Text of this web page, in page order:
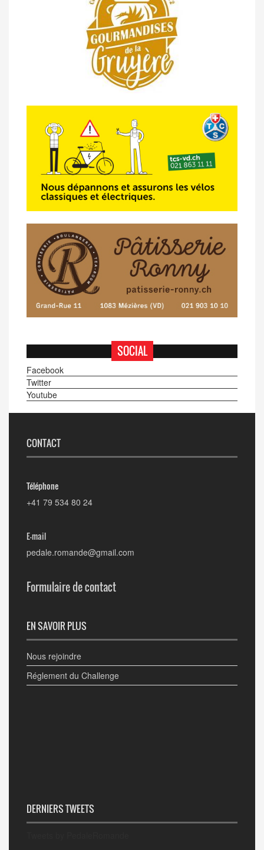
23/04 -Classement Route -
Moléson (TdC #3)
14/04 -Photos -Les photos du 5e GP
de Semsales
SOCIAL
Facebook
Twitter
Youtube
CONTACT
Téléphone
+41 79 534 80 24
E-mail
pedale.romande@gmail.com
Formulaire de contact
EN SAVOIR PLUS
Nous rejoindre
Réglement du Challenge
DERNIERS TWEETS